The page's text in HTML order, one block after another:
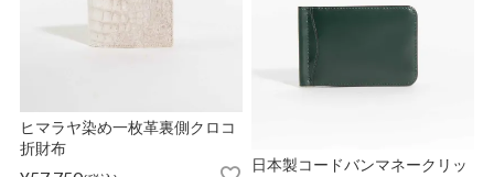
ヒマラヤ染め一枚革裏側クロコ
折財布
日本製コードバンマネークリッ